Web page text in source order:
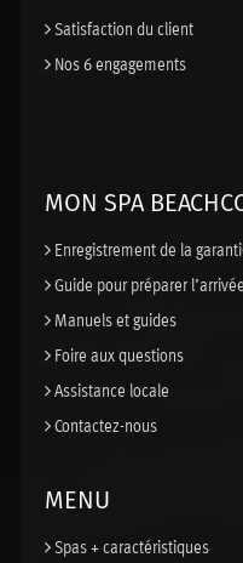
Satisfaction du client
Nos 6 engagements
MON SPA
Enregistrement de la
Guide pour préparer
Manuels et guides
Foire aux questions
Assistance locale
Contactez-nous
MENU
Spas + caractéristiques